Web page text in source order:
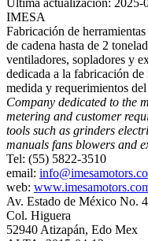
IMESA
Fabricación de
de cadena hasta de 2
ventiladores, sopladores y
dedicada a la fabricación de
medida y requerimientos
Company dedicated to the
metering and customer
tools such as grinders
manuals fans blowers and
Tel: (55) 5822-3510
email:
web:
Av. Estado de México No. 4
Col. Higuera
52940 Atizapán, Edo Mex